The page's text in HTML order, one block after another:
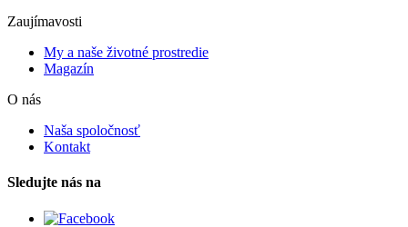
Zaujímavosti
My a naše životné prostredie
Magazín
O nás
Naša spoločnosť
Kontakt
Sledujte nás na